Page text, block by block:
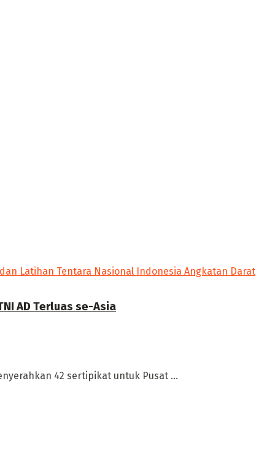
AD Terluas se-Asia
42 sertipikat untuk Pusat ...